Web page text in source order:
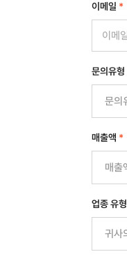
이메일 *
문의유형
매출액 *
업종 유형